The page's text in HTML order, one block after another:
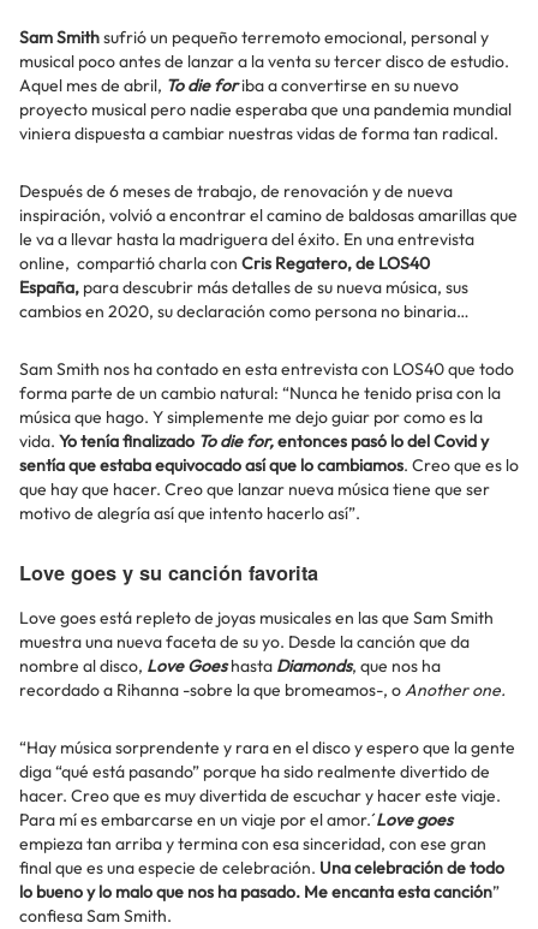
Sam Smithsufrió un pequeño terremoto emocional, personal y
musical poco antes de lanzar a la venta su tercer disco de estudio.
Aquel mes de abril, To die foriba a convertirse en su nuevo
proyecto musical pero nadie esperaba que una pandemia mundial
viniera dispuesta a cambiar nuestras vidas de forma tan radical.
Después de 6 meses de trabajo, de renovación y de nueva
inspiración, volvió a encontrar el camino de baldosas amarillas que
le va a llevar hasta la madriguera del éxito. En una entrevista
online, compartió charla con Cris Regatero, de LOS40
España, para descubrir más detalles de su nueva música, sus
cambios en 2020, su declaración como persona no binaria…
Sam Smith nos ha contado en esta entrevista con LOS40 que todo
forma parte de un cambio natural: “Nunca he tenido prisa con la
música que hago. Y simplemente me dejo guiar por como es la
vida. Yo tenía finalizado To die for,entonces pasó lo del Covid y
sentía que estaba equivocado así que lo cambiamos. Creo que es lo
que hay que hacer. Creo que lanzar nueva música tiene que ser
motivo de alegría así que intento hacerlo así”.
Love goes y su canción favorita
Love goes está repleto de joyas musicales en las que Sam Smith
muestra una nueva faceta de su yo. Desde la canción que da
nombre al disco, Love Goeshasta Diamonds, que nos ha
recordado a Rihanna -sobre la que bromeamos-, oAnother one.
“Hay música sorprendente y rara en el disco y espero que la gente
diga “qué está pasando” porque ha sido realmente divertido de
hacer. Creo que es muy divertida de escuchar y hacer este viaje.
Para mí es embarcarse en un viaje por el amor.´Love goes
empieza tan arriba y termina con esa sinceridad, con ese gran
final que es una especie de celebración. Una celebración de todo
lo bueno y lo malo que nos ha pasado. Me encanta esta canción”
confiesa Sam Smith.